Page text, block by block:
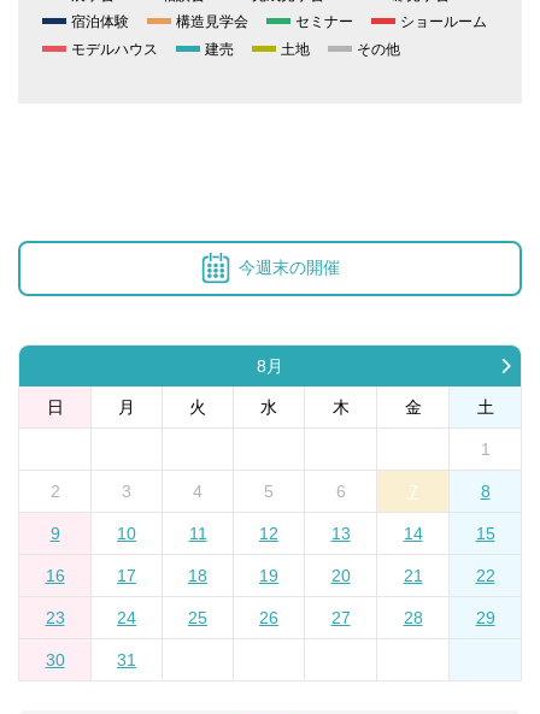
宿泊体験
構造見学会 セミナー
ショールーム
モデルハウス
建売 土地 その他
今週末の開催
8月
日 月 火 水 木 金 土
1
2 3 4 5 6 7 8
9 10 11 12 13 14 15
16 17 18 19 20 21 22
23 24 25 26 27 28 29
30 31